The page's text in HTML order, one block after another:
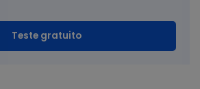
Teste gratuito